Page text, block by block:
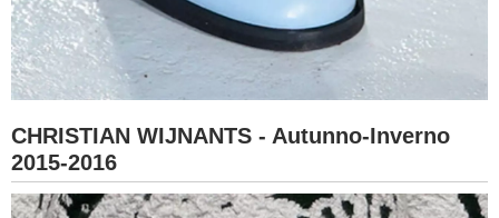
CHRISTIAN WIJNANTS - Autunno-Inverno
2015-2016